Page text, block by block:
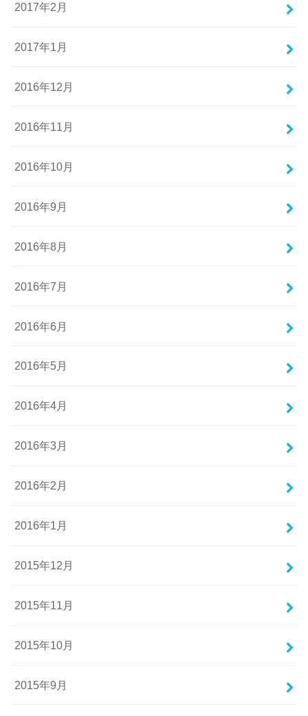
2017年2月
2017年1月
2016年12月
2016年11月
2016年10月
2016年9月
2016年8月
2016年7月
2016年6月
2016年5月
2016年4月
2016年3月
2016年2月
2016年1月
2015年12月
2015年11月
2015年10月
2015年9月